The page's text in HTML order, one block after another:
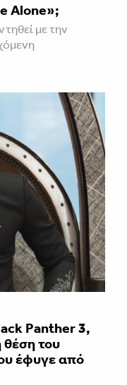
Alone»;
με την
Panther 3,
θέση του
έφυγε από